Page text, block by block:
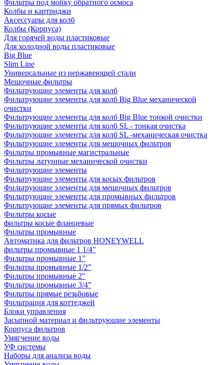
Фильтры под мойку обратного осмоса
Колбы и картриджи
Аксессуары для колб
Колбы (Корпуса)
Для горячей воды пластиковые
Для холодной воды пластиковые
Big Blue
Slim Line
Универсальные из нержавеющей стали
Мешочные фильтры
Фильтрующие элементы для колб
Фильтрующие элементы для колб Big Blue механической
очистки
Фильтрующие элементы для колб Big Blue тонкой очистки
Фильтрующие элементы для колб SL - тонкая очистка
Фильтрующие элементы для колб SL -механическая очистка
Фильтрующие элементы для мешочных фильтров
Фильтры промывные магистральные
Фильтры латунные механической очистки
Фильтрующие элементы
Фильтрующие элементы для косых фильтров
Фильтрующие элементы для мешочных фильтров
Фильтрующие элементы для промывных фильтров
Фильтрующие элементы для прямых фильтров
Фильтры косые
фильтры косые фланцевые
Фильтры промывные
Автоматика для фильтров HONEYWELL
фильтры промывные 1 1/4”
Фильтры промывные 1”
Фильтры промывные 1/2”
Фильтры промывные 2"
Фильтры промывные 3/4”
Фильтры прямые резьбовые
Фильтрация для коттеджей
Блоки управления
Засыпной материал и фильтрующие элементы
Корпуса фильтров
Умягчение воды
УФ системы
Наборы для анализа воды